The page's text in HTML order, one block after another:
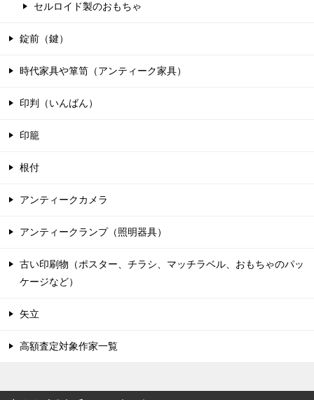
セルロイド製のおもちゃ
錠前（鍵）
時代家具や箪笥（アンティーク家具）
印判（いんばん）
印籠
根付
アンティークカメラ
アンティークランプ（照明器具）
古い印刷物（ポスター、チラシ、マッチラベル、おもちゃのパッ
ケージなど）
矢立
高額査定対象作家一覧